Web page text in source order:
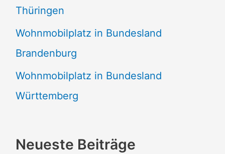
Thüringen
Wohnmobilplatz in Bundesland
Brandenburg
Wohnmobilplatz in Bundesland
Württemberg
Neueste Beiträge